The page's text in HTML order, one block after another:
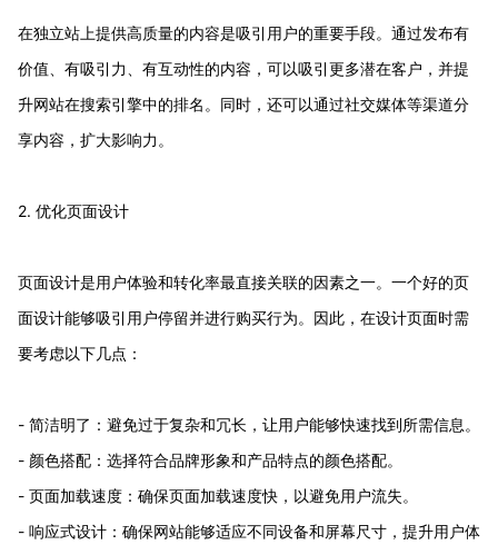
在独立站上提供高质量的内容是吸引用户的重要手段。通过发布有
价值、有吸引力、有互动性的内容，可以吸引更多潜在客户，并提
升网站在搜索引擎中的排名。同时，还可以通过社交媒体等渠道分
享内容，扩大影响力。
2. 优化页面设计
页面设计是用户体验和转化率最直接关联的因素之一。一个好的页
面设计能够吸引用户停留并进行购买行为。因此，在设计页面时需
要考虑以下几点：
- 简洁明了：避免过于复杂和冗长，让用户能够快速找到所需信息。
- 颜色搭配：选择符合品牌形象和产品特点的颜色搭配。
- 页面加载速度：确保页面加载速度快，以避免用户流失。
- 响应式设计：确保网站能够适应不同设备和屏幕尺寸，提升用户体